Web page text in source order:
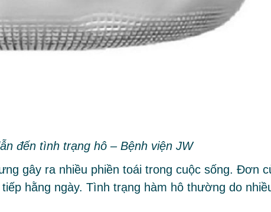
đến tình trạng hô – Bệnh viện JW
gây ra nhiều phiền toái trong cuộc sống. Đơn
hằng ngày. Tình trạng hàm hô thường do